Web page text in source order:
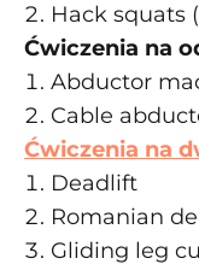
Hack squats
Ćwiczenia na
Abductor
Cable
Ćwiczenia na
Deadlift
Romanian
Gliding leg